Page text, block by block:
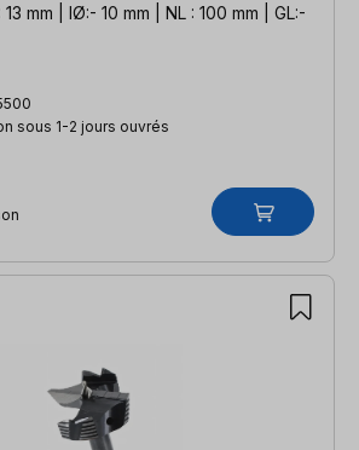
mm | IØ:- 10 mm | NL : 100 mm | GL:-
sous 1-2 jours ouvrés